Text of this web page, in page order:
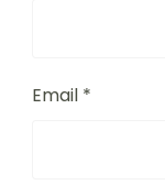
Email *